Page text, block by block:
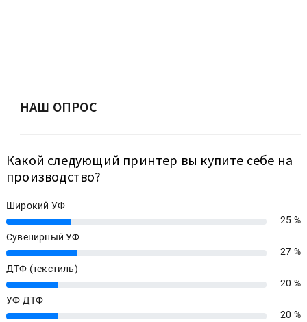
НАШ ОПРОС
Какой следующий принтер вы купите себе на
производство?
Широкий УФ
25%
25 %
Сувенирный УФ
27%
27 %
ДТФ (текстиль)
20%
20 %
УФ ДТФ
20%
20 %